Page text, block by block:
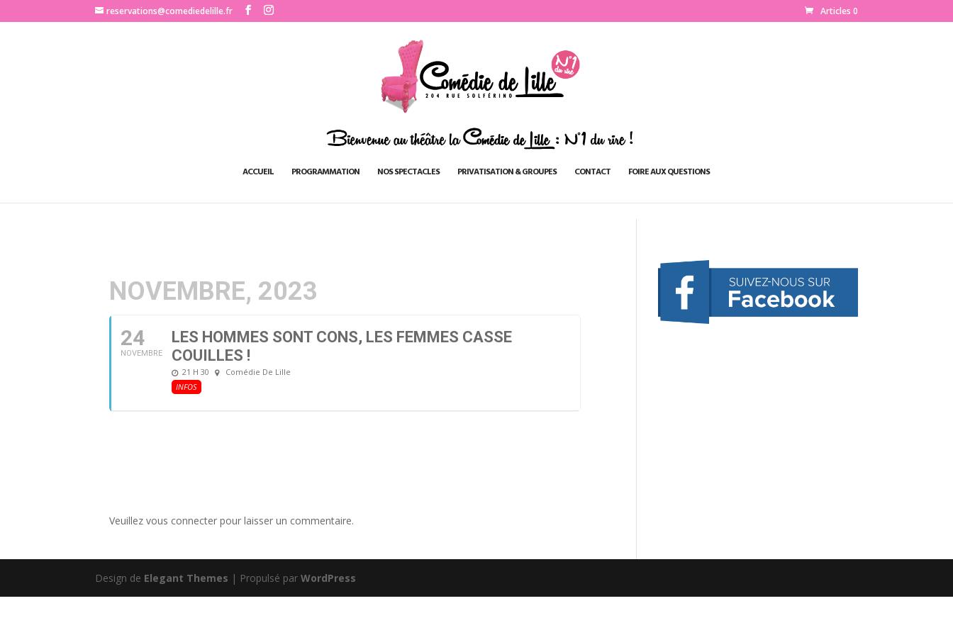
http://www.comediedelille.frreservations@comediedelille.fr Articles 0
ACCUEIL PROGRAMMATION NOS SPECTACLES PRIVATISATION & GROUPES CONTACT FOIRE AUX QUESTIONS
NOVEMBRE, 2023
24
NOVEMBRE
LES HOMMES SONT CONS, LES FEMMES CASSE
COUILLES !
21 H 30
Comédie De Lille
INFOS
Veuillez vous connecter pour laisser un commentaire.
Design de Elegant Themes | Propulsé parWordPress